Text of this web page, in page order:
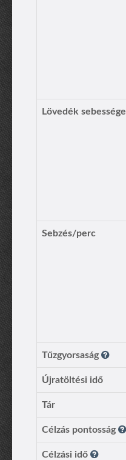
Lövedék sebessége
Sebzés/perc
Tűzgyorsaság
Újratöltési idő
Tár
Célzás pontosság
Célzási idő